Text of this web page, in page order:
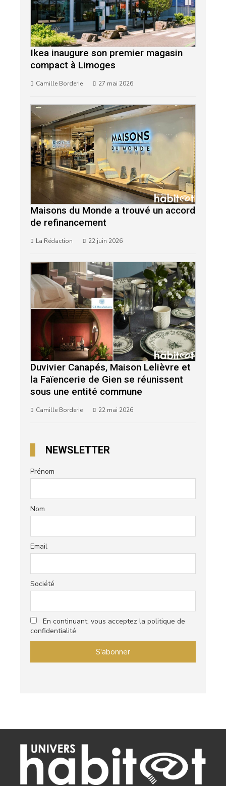
Ikea inaugure son premier magasin
compact à Limoges
Camille Borderie 27 mai 2026
Maisons du Monde a trouvé un accord
de refinancement
La Rédaction 22 juin 2026
Duvivier Canapés, Maison Lelièvre et
la Faïencerie de Gien se réunissent
sous une entité commune
Camille Borderie 22 mai 2026
NEWSLETTER
Prénom
Nom
Email
Société
En continuant, vous acceptez la politique de
confidentialité